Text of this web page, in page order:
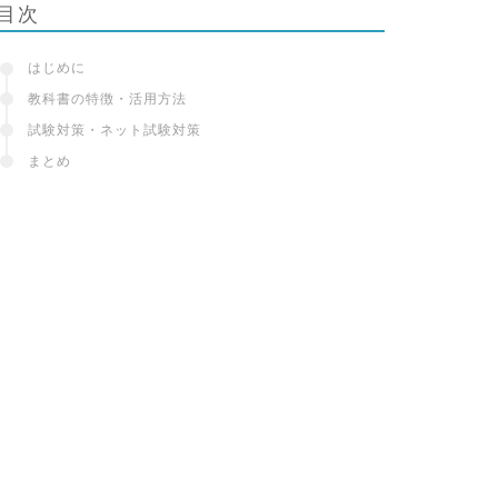
次
はじめに
教科書の特徴・活用方法
試験対策・ネット試験対策
まとめ